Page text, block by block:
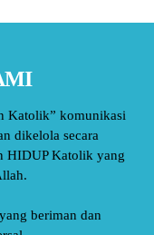
Katolik” komunikasi
dikelola secara
HIDUP Katolik yang
beriman dan